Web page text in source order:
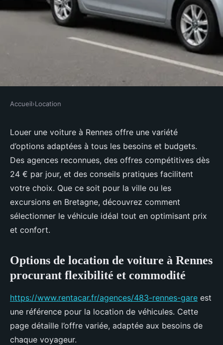
Location voiture rennes : les
options qui s'offrent à vous
Soan• 3 septembre 2025•10 min de lecture
Accueil›Location
Louer une voiture à Rennes offre une variété
d’options adaptées à tous les besoins et budgets.
Des agences reconnues, des offres compétitives dès
24 € par jour, et des conseils pratiques facilitent
votre choix. Que ce soit pour la ville ou les
excursions en Bretagne, découvrez comment
sélectionner le véhicule idéal tout en optimisant prix
et confort.
Options de location de voiture à Rennes
procurant flexibilité et commodité
https://www.rentacar.fr/agences/483-rennes-gare est
une référence pour la location de véhicules. Cette
page détaille l’offre variée, adaptée aux besoins de
chaque voyageur.